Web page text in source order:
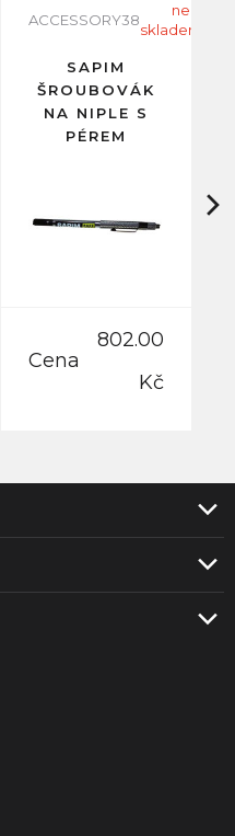
ACCESSORY38
neni
skladem
SAPIM
ŠROUBOVÁK
NA NIPLE S
PÉREM
Cena
802.00
Kč